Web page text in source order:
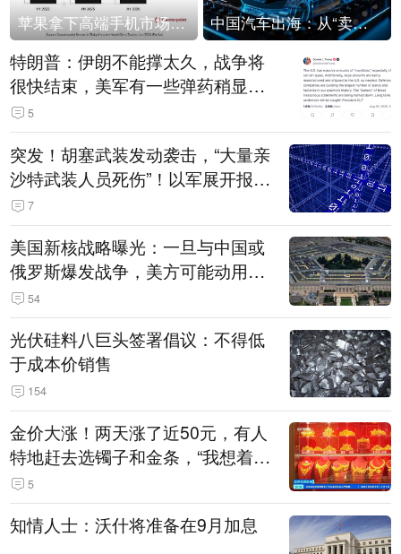
苹果拿下高端手机市场65%的份额：iPhone 17系列功不可没 中国汽车出海：从“卖出去”到“走进去”
特朗普：伊朗不能撑太久，战争将
很快结束，美军有一些弹药稍显紧
张！伊朗公布拟议的海峡管理文本
5
突发！胡塞武装发动袭击，“大量亲
沙特武装人员死伤”！以军展开报复
性空袭
7
美国新核战略曝光：一旦与中国或
俄罗斯爆发战争，美方可能动用战
术核武器
54
光伏硅料八巨头签署倡议：不得低
于成本价销售
154
金价大涨！两天涨了近50元，有人
特地赶去选镯子和金条，“我想着买
起来可以保值，小批量进一些货”
5
知情人士：沃什将准备在9月加息